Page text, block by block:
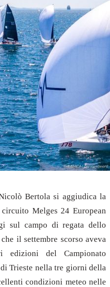
Bertola si aggiudica la
Melges 24 European
sul campo di regata dello
il settembre scorso aveva
edizioni del Campionato
Trieste nella tre giorni della
condizioni meteo nelle